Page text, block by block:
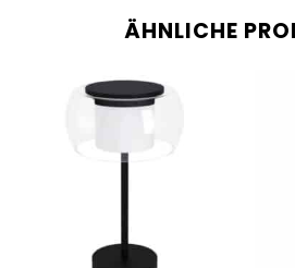
ÄHNLICHE